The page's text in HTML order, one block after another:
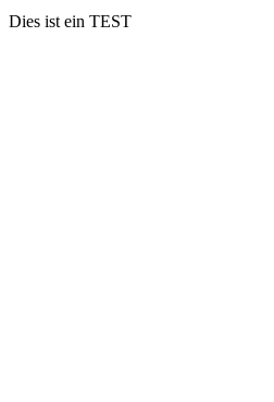
Dies ist ein TEST